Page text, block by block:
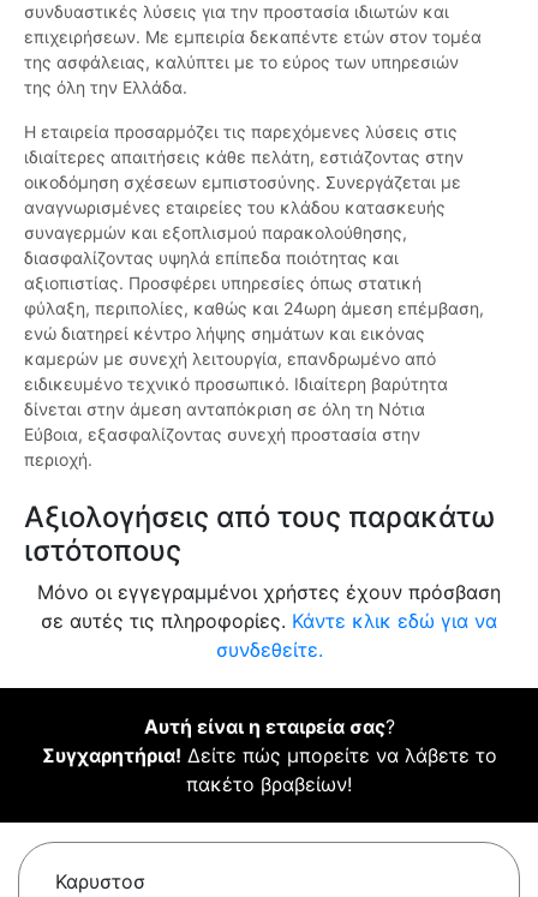
συνδυαστικές λύσεις για την προστασία ιδιωτών και
επιχειρήσεων. Με εμπειρία δεκαπέντε ετών στον τομέα
της ασφάλειας, καλύπτει με το εύρος των υπηρεσιών
της όλη την Ελλάδα.
Η εταιρεία προσαρμόζει τις παρεχόμενες λύσεις στις
ιδιαίτερες απαιτήσεις κάθε πελάτη, εστιάζοντας στην
οικοδόμηση σχέσεων εμπιστοσύνης. Συνεργάζεται με
αναγνωρισμένες εταιρείες του κλάδου κατασκευής
συναγερμών και εξοπλισμού παρακολούθησης,
διασφαλίζοντας υψηλά επίπεδα ποιότητας και
αξιοπιστίας. Προσφέρει υπηρεσίες όπως στατική
φύλαξη, περιπολίες, καθώς και 24ωρη άμεση επέμβαση,
ενώ διατηρεί κέντρο λήψης σημάτων και εικόνας
καμερών με συνεχή λειτουργία, επανδρωμένο από
ειδικευμένο τεχνικό προσωπικό. Ιδιαίτερη βαρύτητα
δίνεται στην άμεση ανταπόκριση σε όλη τη Νότια
Εύβοια, εξασφαλίζοντας συνεχή προστασία στην
περιοχή.
Αξιολογήσεις από τους παρακάτω
ιστότοπους
Μόνο οι εγγεγραμμένοι χρήστες έχουν πρόσβαση
σε αυτές τις πληροφορίες. Κάντε κλικ εδώ για να
συνδεθείτε.
Αυτή είναι η εταιρεία σας?
Συγχαρητήρια! Δείτε πώς μπορείτε να λάβετε το
πακέτο βραβείων!
Καρυστοσ